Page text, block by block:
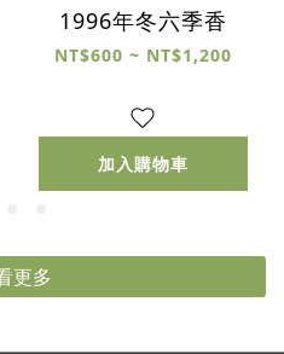
1996年冬六季香
NT$600 ~ NT$1,200
加入購物車
更多